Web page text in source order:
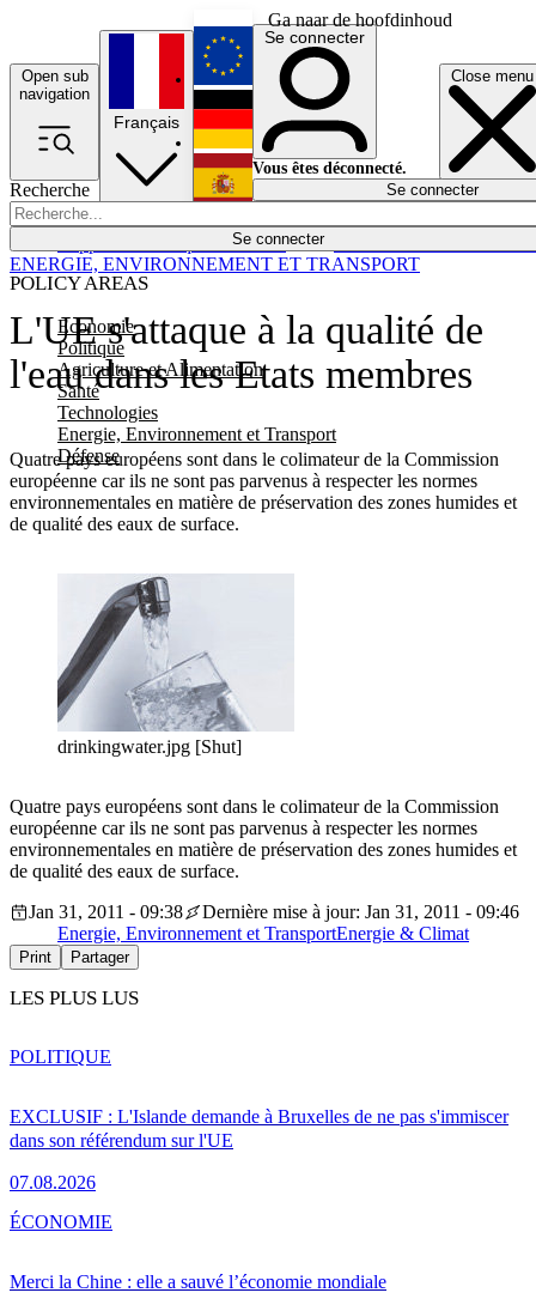
Ga naar de hoofdinhoud
Open sub
navigation
Close menu
Recherche
Se connecter
POLICY AREAS
Economie
Politique
Agriculture et Alimentation
Santé
Technologies
Energie, Environnement et Transport
Défense
Économie
Français
English
Deutsch
Español
Se connecter
Vous êtes déconnecté.
Se connecter
L'UE s'attaque à la qualité de
l'eau dans les Etats membres
Quatre pays européens sont dans le colimateur de la Commission
européenne car ils ne sont pas parvenus à respecter les normes
environnementales en matière de préservation des zones humides et
de qualité des eaux de surface.
ENERGIE, ENVIRONNEMENT ET TRANSPORT
drinkingwater.jpg [Shut]
Quatre pays européens sont dans le colimateur de la Commission
européenne car ils ne sont pas parvenus à respecter les normes
environnementales en matière de préservation des zones humides et
de qualité des eaux de surface.
Jan 31, 2011 - 09:38
Dernière mise à jour: Jan 31, 2011 - 09:46
Energie, Environnement et TransportEnergie & Climat
Print Partager
LES PLUS LUS
EXCLUSIF : L'Islande demande à Bruxelles de ne pas s'immiscer
dans son référendum sur l'UE
07.08.2026
POLITIQUE
Merci la Chine : elle a sauvé l’économie mondiale
ÉCONOMIE